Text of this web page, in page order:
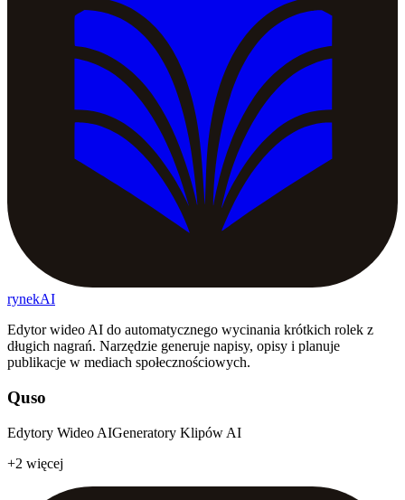
rynekAI
Edytor wideo AI do automatycznego wycinania krótkich rolek z
długich nagrań. Narzędzie generuje napisy, opisy i planuje
publikacje w mediach społecznościowych.
Quso
Edytory Wideo AIGeneratory Klipów AI
+2 więcej